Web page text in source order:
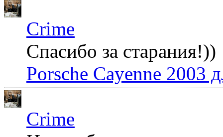
Crime
Спасибо за старания!))
Porsche Cayenne 2003
Crime